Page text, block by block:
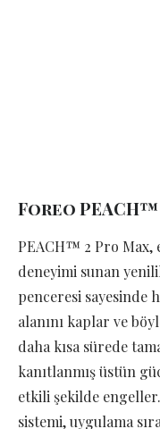
Foreo
PEACH™ 2 Pro Max,
deneyimi sunan
penceresi sayesinde
alanını kaplar ve
daha kısa sürede
kanıtlanmış üstün
etkili şekilde
sistemi, uygulama